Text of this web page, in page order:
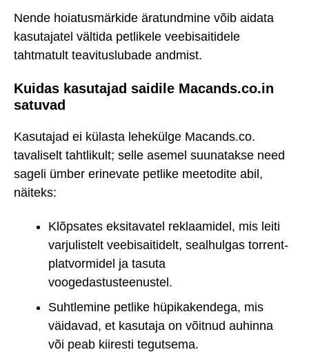
Nende hoiatusmärkide äratundmine võib aidata
kasutajatel vältida petlikele veebisaitidele
tahtmatult teavituslubade andmist.
Kuidas kasutajad saidile Macands.co.in
satuvad
Kasutajad ei külasta lehekülge Macands.co.
tavaliselt tahtlikult; selle asemel suunatakse need
sageli ümber erinevate petlike meetodite abil,
näiteks:
Klõpsates eksitavatel reklaamidel, mis leiti
varjulistelt veebisaitidelt, sealhulgas torrent-
platvormidel ja tasuta
voogedastusteenustel.
Suhtlemine petlike hüpikakendega, mis
väidavad, et kasutaja on võitnud auhinna
või peab kiiresti tegutsema.